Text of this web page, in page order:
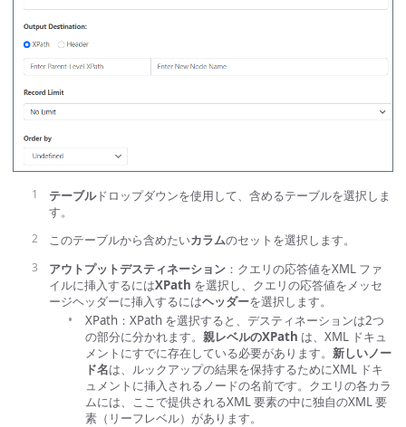
テーブルドロップダウンを使用して、含めるテーブルを選択しま
す。
このテーブルから含めたいカラムのセットを選択します。
アウトプットデスティネーション ：クエリの応答値をXML ファ
イルに挿入するにはXPath を選択し、クエリの応答値をメッセ
ージヘッダーに挿入するにはヘッダーを選択します。
XPath：XPath を選択すると、デスティネーションは2つ
の部分に分かれます。 親レベルのXPath は、XML ドキュ
メントにすでに存在している必要があります。 新しいノー
ド名は、ルックアップの結果を保持するためにXML ドキ
ュメントに挿入されるノードの名前です。クエリの各カラ
ムには、ここで提供されるXML 要素の中に独自のXML 要
素（リーフレベル）があります。